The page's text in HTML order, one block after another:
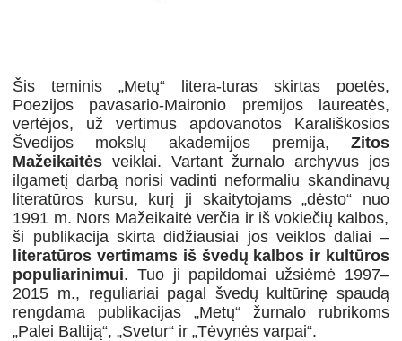
Šis teminis „Metų“ litera-turas skirtas poetės,
Poezijos pavasario-Maironio premijos laureatės,
vertėjos, už vertimus apdovanotos Karališkosios
Švedijos mokslų akademijos premija, Zitos
Mažeikaitės veiklai. Vartant žurnalo archyvus jos
ilgametį darbą norisi vadinti neformaliu skandinavų
literatūros kursu, kurį ji skaitytojams „dėsto“ nuo
1991 m. Nors Mažeikaitė verčia ir iš vokiečių kalbos,
ši publikacija skirta didžiausiai jos veiklosdaliai –
literatūros vertimams iš švedų kalbos ir kultūros
populiarinimui. Tuo ji papildomai užsiėmė 1997–
2015 m., reguliariai pagal švedų kultūrinę spaudą
rengdama publikacijas „Metų“ žurnalo rubrikoms
„Palei Baltiją“, „Svetur“ ir„Tėvynės varpai“.